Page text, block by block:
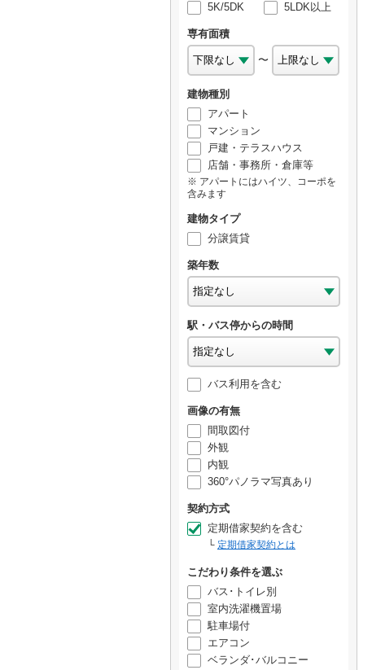
5K/5DK
5LDK以上
専有面積
〜
建物種別
アパート
マンション
戸建・テラスハウス
店舗・事務所・倉庫等
アパートにはハイツ、コーポを
含みます
建物タイプ
分譲賃貸
築年数
駅・バス停からの時間
バス利用を含む
画像の有無
間取図付
外観
内観
360°パノラマ写真あり
契約方式
定期借家契約を含む
定期借家契約とは
こだわり条件を選ぶ
バス･トイレ別
室内洗濯機置場
駐車場付
エアコン
ベランダ･バルコニー